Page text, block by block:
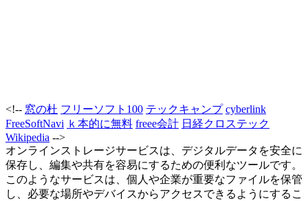
<!-- 窓の杜 フリーソフト100 テックキャンプ cyberlink
FreeSoftNavi ｋ本的に無料 freee会計 日経クロステック
Wikipedia -->
オンラインストレージサービスは、デジタルデータを安全に
保存し、編集や共有を容易にするための便利なツールです。
このようなサービスは、個人や企業が重要なファイルを保管
し、必要な場所やデバイスからアクセスできるようにするこ